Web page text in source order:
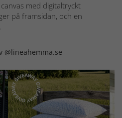
med digitaltryckt
på framsidan, och en
@lineahemma.se